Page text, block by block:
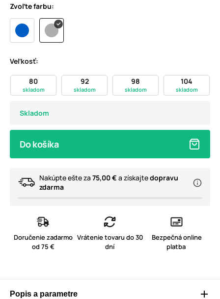
Zvoľte farbu:
Veľkosť:
80
skladom
92
skladom
98
skladom
104
skladom
Skladom
Do košíka
Nakúpte ešte za 75,00 € a získajtedopravu
zdarma
Doručenie zadarmo
od 75 €
Vrátenie tovaru do 30
dní
Bezpečná online
platba
Popis a parametre